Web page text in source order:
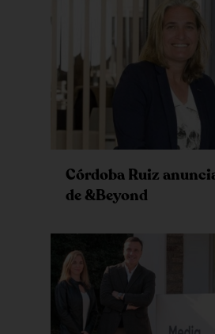
Córdoba Ruiz
de &Beyond